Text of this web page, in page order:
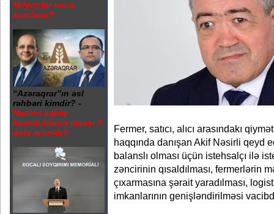
Milyonlar necə
xərclənir?
“Azəraqrar”ın əsl
rəhbəri kimdir? -
Nazirin sabiq
komandirinin maaşı 7
dəfə artırılıb?
Fermer, satıcı, alıcı arasındakı
haqqında danışan Akif Nəsirli qeyd
balanslı olması üçün istehsalçı ilə
zəncirinin qısaldılması, fermerlərin
çıxarmasına şərait yaradılması,
imkanlarının genişləndirilməsi